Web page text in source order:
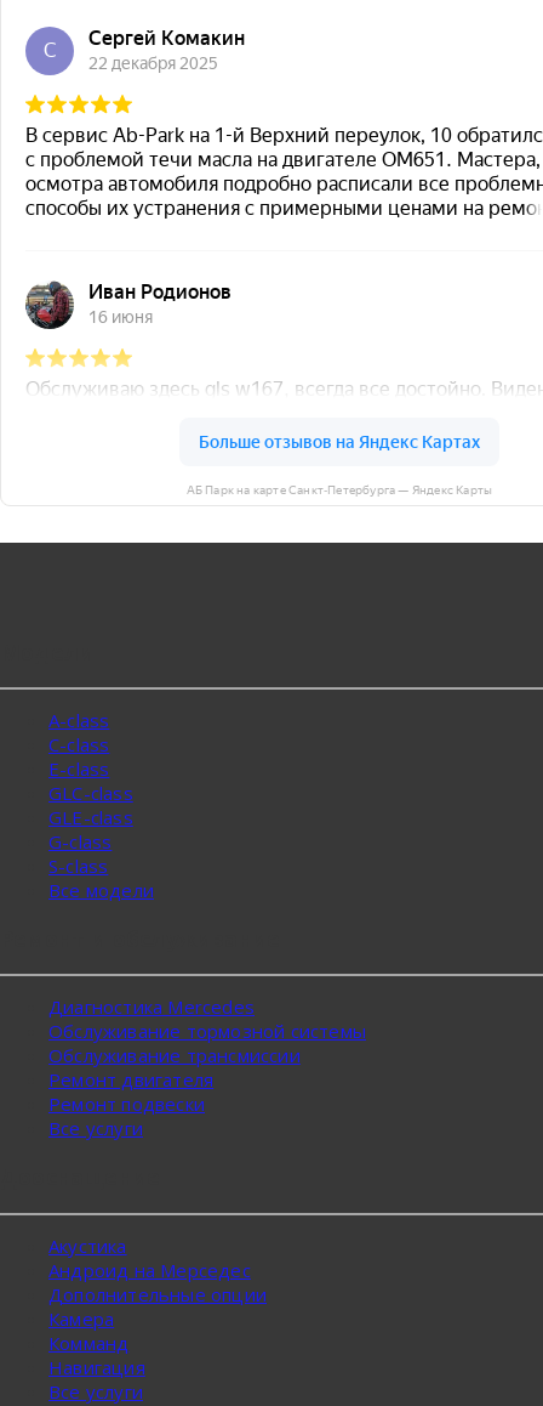
АБ Парк на карте Санкт‑Петербурга — Яндекс Карты
A-class
C-class
E-class
GLC-class
GLE-class
G-class
S-class
Все модели
Диагностика Mercedes
Обслуживание тормозной системы
Обслуживание трансмиссии
Ремонт двигателя
Ремонт подвески
Все услуги
Акустика
Андроид на Мерседес
Дополнительные опции
Камера
Комманд
Навигация
Все услуги